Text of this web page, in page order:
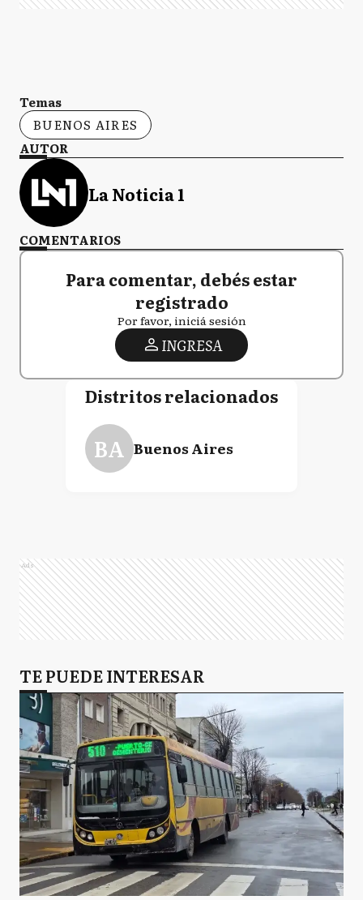
Temas
BUENOS AIRES
AUTOR
La Noticia 1
COMENTARIOS
Para comentar, debés estar
registrado
Por favor, iniciá sesión
INGRESA
Distritos relacionados
BA Buenos Aires
Ads
TE PUEDE INTERESAR